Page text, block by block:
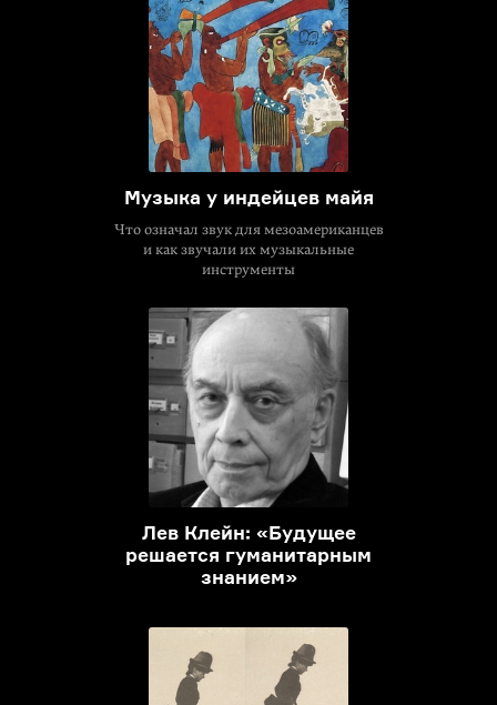
Музыка у индейцев майя
Что означал звук для мезоамериканцев
и как звучали их музыкальные
инструменты
Лев Клейн: «Будущее
решается гуманитарным
знанием»